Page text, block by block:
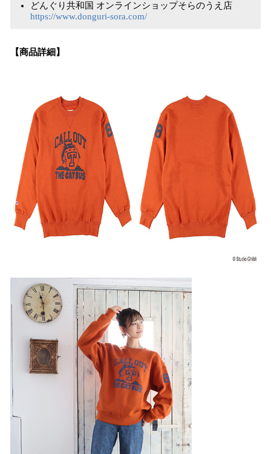
どんぐり共和国 オンラインショップそらのうえ店
https://www.donguri-sora.com/
【商品詳細】